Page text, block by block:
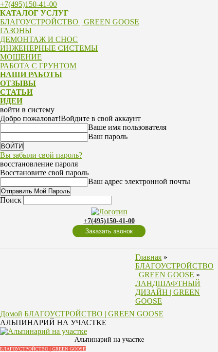
+7(495)150-41-00
КАТАЛОГ УСЛУГ
БЛАГОУСТРОЙСТВО | GREEN GOOSE
ГАЗОНЫ
ДЕМОНТАЖ И СНОС
ИНЖЕНЕРНЫЕ СИСТЕМЫ
МОЩЕНИЕ
РАБОТА С ГРУНТОМ
НАШИ РАБОТЫ
ОТЗЫВЫ
СТАТЬИ
ИДЕИ
войти в систему
Добро пожаловат!Войдите в свой аккаунт
Ваше имя пользователя
Ваш пароль
Вы забыли свой пароль?
восстановление пароля
Восстановите свой пароль
Ваш адрес электронной почты
Поиск
+7(495)150-41-00
Заказать звонок
Главная »
БЛАГОУСТРОЙСТВО
| GREEN GOOSE »
ЛАНДШАФТНЫЙ
ДИЗАЙН | GREEN
GOOSE
Домой БЛАГОУСТРОЙСТВО | GREEN GOOSE
АЛЬПИНАРИЙ НА УЧАСТКЕ
Альпинарий на участке
БЛАГОУСТРОЙСТВО | GREEN GOOSE